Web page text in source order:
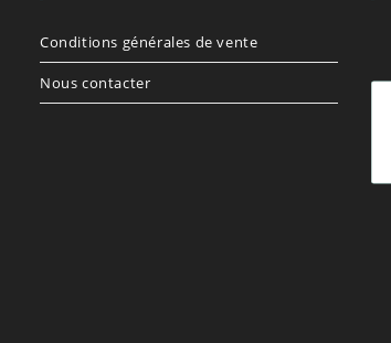
Conditions générales de vente
Nous contacter